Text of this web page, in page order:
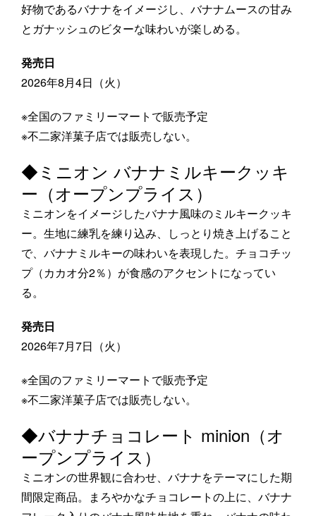
好物であるバナナをイメージし、バナナムースの甘み
とガナッシュのビターな味わいが楽しめる。
発売日
2026年8月4日（火）
※全国のファミリーマートで販売予定
※不二家洋菓子店では販売しない。
◆ミニオン バナナミルキークッキ
ー（オープンプライス）
ミニオンをイメージしたバナナ風味のミルキークッキ
ー。生地に練乳を練り込み、しっとり焼き上げること
で、バナナミルキーの味わいを表現した。チョコチッ
プ（カカオ分2％）が食感のアクセントになってい
る。
発売日
2026年7月7日（火）
※全国のファミリーマートで販売予定
※不二家洋菓子店では販売しない。
◆バナナチョコレート minion（オ
ープンプライス）
ミニオンの世界観に合わせ、バナナをテーマにした期
間限定商品。まろやかなチョコレートの上に、バナナ